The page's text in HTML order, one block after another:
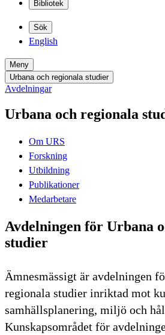
Bibliotek
Sök
English
Meny
Urbana och regionala studier
Avdelningar
Urbana och regionala
Om URS
Forskning
Utbildning
Publikationer
Medarbetare
Avdelningen för Urbana
studier
Ämnesmässigt är avdelningen
regionala studier inriktad mot
samhällsplanering, miljö och
Kunskapsområdet för